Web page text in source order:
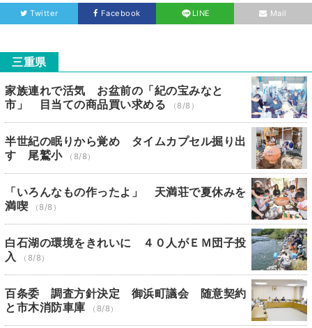
Twitter Facebook LINE Mail
三重県
家族連れで活気 お盆前の「紀の宝みなと
市」 目当ての商品買い求める
（8/8）
半世紀の眠りから覚め タイムカプセル掘り出
す 尾鷲小
（8/8）
「いろんなもの作ったよ」 天満荘で夏休みを
満喫
（8/8）
白石湖の環境をきれいに ４０人がＥＭ団子投
入
（8/8）
百条委 調査方針決定 御浜町議会 随意契約
と市木消防車庫
（8/8）